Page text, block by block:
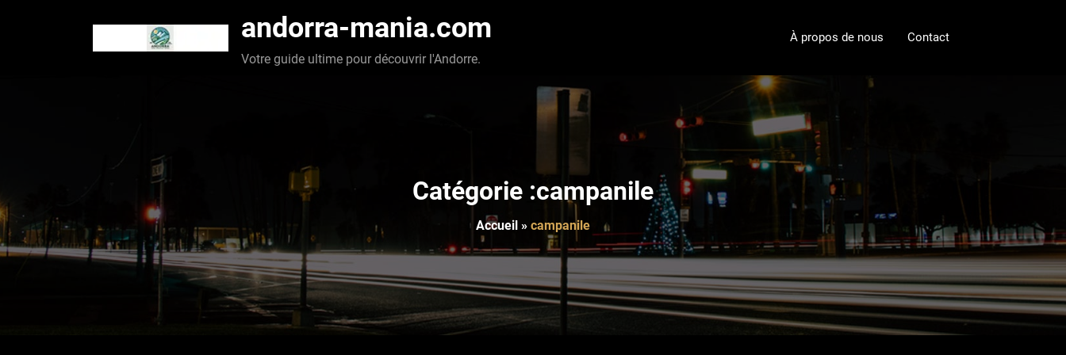
andorra-mania.com
Votre guide ultime pour découvrir l'Andorre.
À propos de nous Contact
Catégorie :campanile
Accueil » campanile